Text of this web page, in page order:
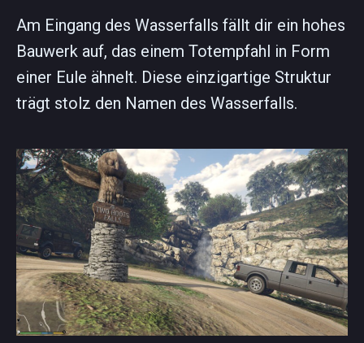
Am Eingang des Wasserfalls fällt dir ein hohes
Bauwerk auf, das einem Totempfahl in Form
einer Eule ähnelt. Diese einzigartige Struktur
trägt stolz den Namen des Wasserfalls.